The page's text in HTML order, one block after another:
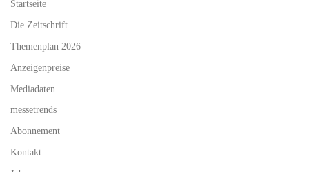
Startseite
Die Zeitschrift
Themenplan 2026
Anzeigenpreise
Mediadaten
messetrends
Abonnement
Kontakt